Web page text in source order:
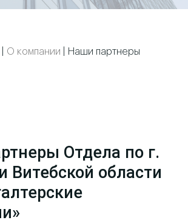
О компании Наши партнеры
Отдела по г.
Витебской области